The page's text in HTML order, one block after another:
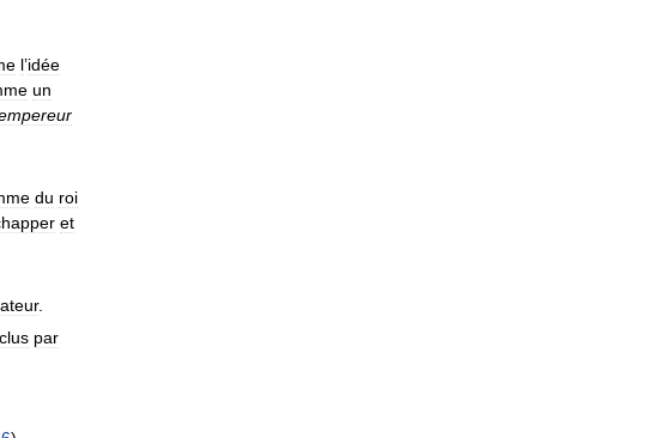
l’idée
un
du roi
et
.
par